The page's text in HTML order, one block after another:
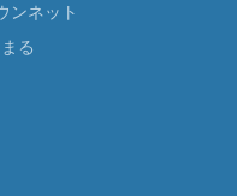
ンネット
る